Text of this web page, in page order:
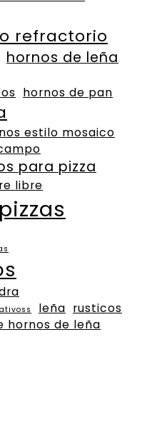
refractorio
hornos de leña
hornos de pan
estilo mosaico
para pizza
libre
leña rusticos
hornos de leña